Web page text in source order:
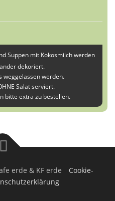
Suppen mit Kokosmilch werden
dekoriert.
weggelassen werden.
Salat serviert.
bitte extra zu bestellen.
erde & KF erde Cookie-